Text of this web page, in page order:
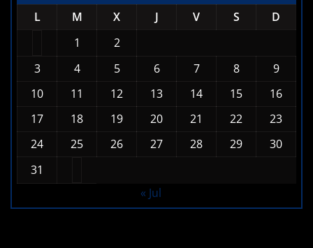
L
M X J V S
D
1
2
3
4 5 6 7 8
9
10
11 12 13 14 15
16
17
18 19 20 21 22
23
24
25 26 27 28 29
30
31
« Jul